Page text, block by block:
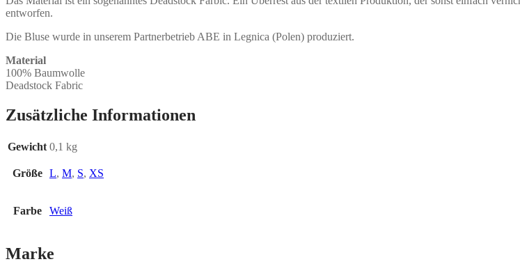
entworfen.
Die Bluse wurde in unserem Partnerbetrieb ABE in Legnica (Polen) produziert.
Material
100% Baumwolle
Deadstock Fabric
Zusätzliche Informationen
Gewicht 0,1 kg
Größe L, M, S, XS
Farbe Weiß
Marke